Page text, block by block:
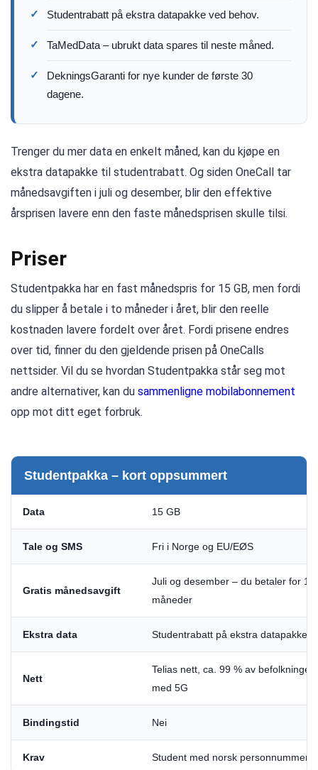
✓ Studentrabatt på ekstra datapakke ved behov.
✓ TaMedData – ubrukt data spares til neste måned.
✓
DekningsGaranti for nye kunder de første 30
dagene.
Trenger du mer data en enkelt måned, kan du kjøpe en
ekstra datapakke til studentrabatt. Og siden OneCall tar
månedsavgiften i juli og desember, blir den effektive
årsprisen lavere enn den faste månedsprisen skulle tilsi.
Priser
Studentpakka har en fast månedspris for 15 GB, men fordi
du slipper å betale i to måneder i året, blir den reelle
kostnaden lavere fordelt over året. Fordi prisene endres
over tid, finner du den gjeldende prisen på OneCalls
nettsider. Vil du se hvordan Studentpakka står seg mot
andre alternativer, kan du sammenligne mobilabonnement
opp mot ditt eget forbruk.
Studentpakka – kort oppsummert
Data 15 GB
Tale og SMS Fri i Norge og EU/EØS
Gratis månedsavgift
Juli og desember – du betaler for 10
måneder
Ekstra data Studentrabatt på ekstra datapakke
Nett
Telias nett, ca. 99 % av befolkningen,
med 5G
Bindingstid Nei
Krav Student med norsk personnummer